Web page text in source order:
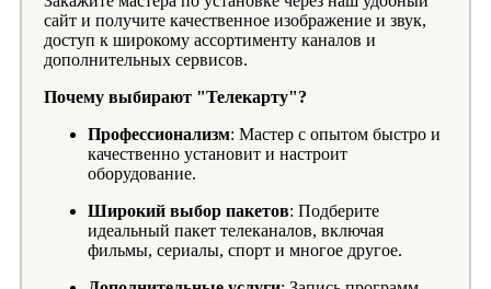
сайт и получите качественное изображение и звук,
доступ к широкому ассортименту каналов и
дополнительных сервисов.
Почему выбирают "Телекарту"?
Профессионализм: Мастер с опытом быстро и
качественно установит и настроит
оборудование.
Широкий выбор пакетов: Подберите
идеальный пакет телеканалов, включая
фильмы, сериалы, спорт и многое другое.